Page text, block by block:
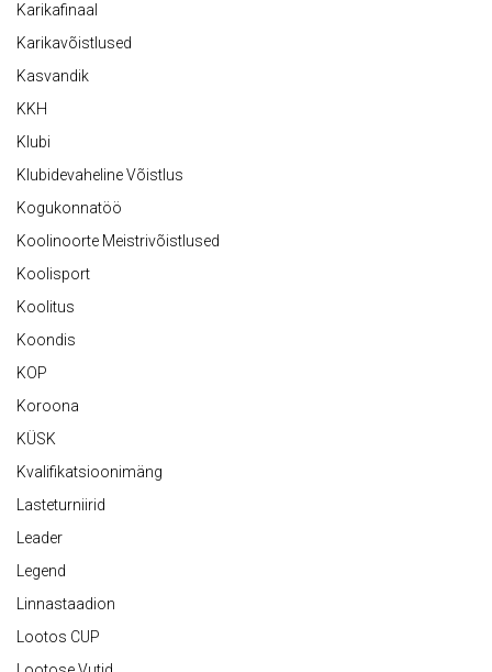
Karikafinaal
Karikavõistlused
Kasvandik
KKH
Klubi
Klubidevaheline Võistlus
Kogukonnatöö
Koolinoorte Meistrivõistlused
Koolisport
Koolitus
Koondis
KOP
Koroona
KÜSK
Kvalifikatsioonimäng
Lasteturniirid
Leader
Legend
Linnastaadion
Lootos CUP